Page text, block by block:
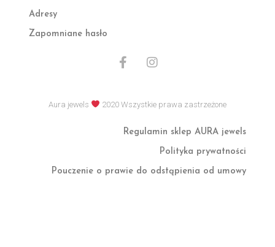
Adresy
Zapomniane hasło
F
e
b
o
f
I
t
a
r
Aura jewels 2020 Wszystkie prawa zastrzeżone
Regulamin sklep AURA jewels
Polityka prywatności
Pouczenie o prawie do odstąpienia od umowy